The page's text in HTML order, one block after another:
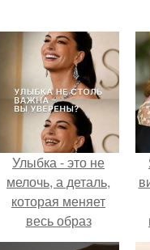
Улыбка - это не
мелочь, а деталь,
которая меняет
весь образ
человека.